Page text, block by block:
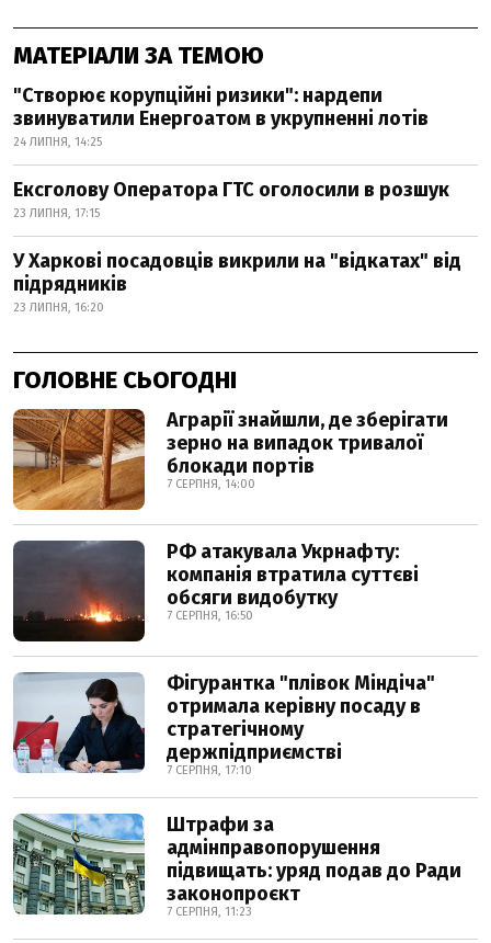
МАТЕРІАЛИ ЗА ТЕМОЮ
"Створює корупційні ризики": нардепи
звинуватили Енергоатом в укрупненні лотів
24 ЛИПНЯ, 14:25
Ексголову Оператора ГТС оголосили в розшук
23 ЛИПНЯ, 17:15
У Харкові посадовців викрили на "відкатах" від
підрядників
23 ЛИПНЯ, 16:20
ГОЛОВНЕ СЬОГОДНІ
Аграрії знайшли, де зберігати
зерно на випадок тривалої
блокади портів
7 СЕРПНЯ, 14:00
РФ атакувала Укрнафту:
компанія втратила суттєві
обсяги видобутку
7 СЕРПНЯ, 16:50
Фігурантка "плівок Міндіча"
отримала керівну посаду в
стратегічному
держпідприємстві
7 СЕРПНЯ, 17:10
Штрафи за
адмінправопорушення
підвищать: уряд подав до Ради
законопроєкт
7 СЕРПНЯ, 11:23